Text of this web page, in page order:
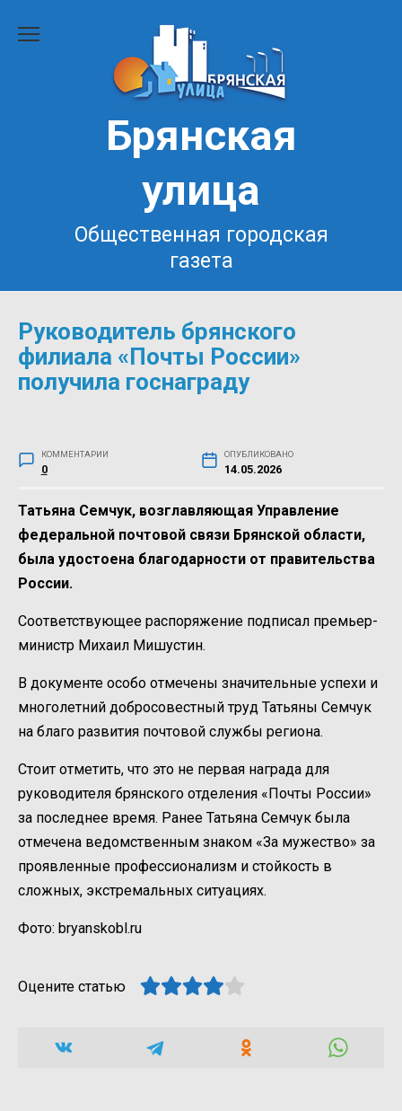
Брянская
улица
Общественная городская
газета
Руководитель брянского
филиала «Почты России»
получила госнаграду
КОММЕНТАРИИ
0
ОПУБЛИКОВАНО
14.05.2026
Татьяна Семчук, возглавляющая Управление
федеральной почтовой связи Брянской области,
была удостоена благодарности от правительства
России.
Соответствующее распоряжение подписал премьер-
министр Михаил Мишустин.
В документе особо отмечены значительные успехи и
многолетний добросовестный труд Татьяны Семчук
на благо развития почтовой службы региона.
Стоит отметить, что это не первая награда для
руководителя брянского отделения «Почты России»
за последнее время. Ранее Татьяна Семчук была
отмечена ведомственным знаком «За мужество» за
проявленные профессионализм и стойкость в
сложных, экстремальных ситуациях.
Фото: bryanskobl.ru
Оцените статью